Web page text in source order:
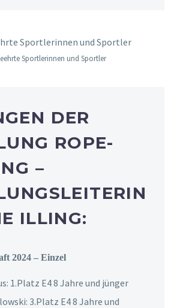
Sportlerinnen und Sportler
DER
ROPE-
–
ILLING:
2024 – Einzel
1.Platz E4 8 Jahre und jünger
3.Platz E4 8 Jahre und